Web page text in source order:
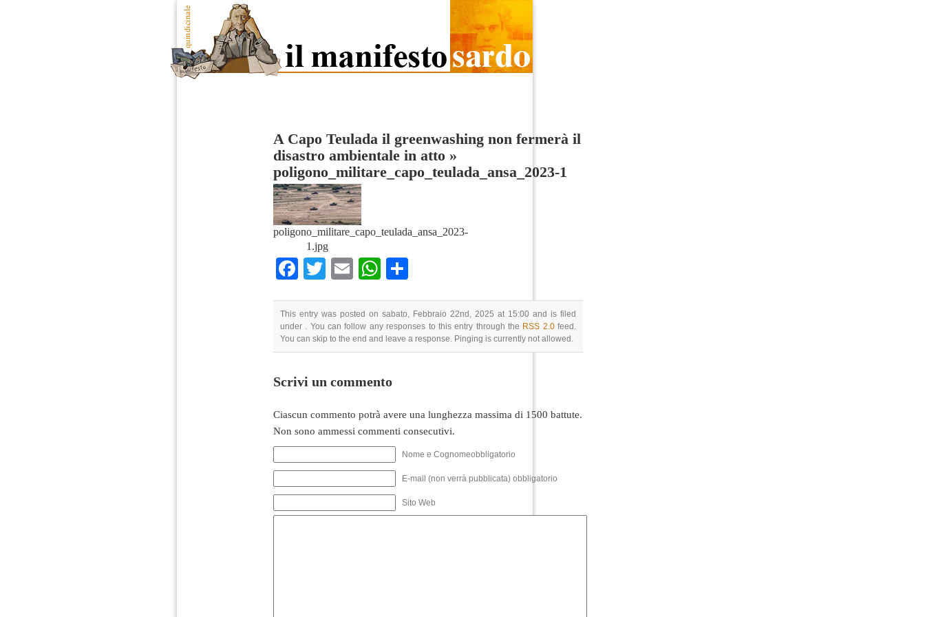
A Capo Teulada il greenwashing non fermerà il
disastro ambientale in atto »
poligono_militare_capo_teulada_ansa_2023-1
poligono_militare_capo_teulada_ansa_2023-
1.jpg
Facebook
TwitterEmailWhatsApp
This entry was posted on sabato, Febbraio 22nd, 2025 at 15:00 and is filed
under . You can follow any responses to this entry through the RSS 2.0feed.
You can skip to the end and leave a response. Pinging is currently not allowed.
Scrivi un commento
Ciascun commento potrà avere una lunghezza massima di 1500 battute.
Non sono ammessi commenti consecutivi.
Nome e Cognomeobbligatorio
E-mail (non verrà pubblicata) obbligatorio
Sito Web